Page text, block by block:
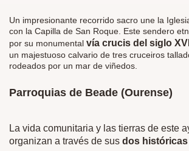
Un impresionante recorrido sacro une la
con la Capilla de San Roque. Este sendero
por su monumental vía crucis del siglo
un majestuoso calvario de tres cruceiros
rodeados por un mar de viñedos.
Parroquias de Beade (Ourense)
La vida comunitaria y las tierras de este
organizan a través de sus dos